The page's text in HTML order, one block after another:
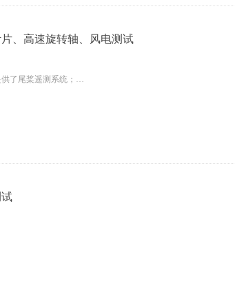
气机级间安装，并可实现上百个通道的信号同步采 样测量，
测标准建立的软件、硬件体系配套完备，用户基数大产品成
、高速旋转轴、风电测试
了尾桨遥测系统；
测量电路；
发动机高速、高离心力过载条件下测量模块供电难题；
测标准、iNET标准建立的软件、硬件体系配套完备，用户基数